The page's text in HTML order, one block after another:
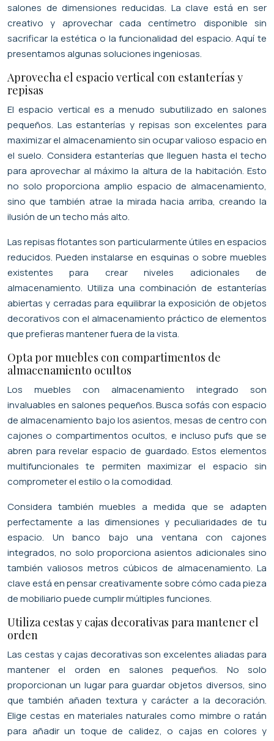
salones de dimensiones reducidas. La clave está en ser
creativo y aprovechar cada centímetro disponible sin
sacrificar la estética o la funcionalidad del espacio. Aquí te
presentamos algunas soluciones ingeniosas.
Aprovecha el espacio vertical con estanterías y
repisas
El espacio vertical es a menudo subutilizado en salones
pequeños. Las estanterías y repisas son excelentes para
maximizar el almacenamiento sin ocupar valioso espacio en
el suelo. Considera estanterías que lleguen hasta el techo
para aprovechar al máximo la altura de la habitación. Esto
no solo proporciona amplio espacio de almacenamiento,
sino que también atrae la mirada hacia arriba, creando la
ilusión de un techo más alto.
Las repisas flotantes son particularmente útiles en espacios
reducidos. Pueden instalarse en esquinas o sobre muebles
existentes para crear niveles adicionales de
almacenamiento. Utiliza una combinación de estanterías
abiertas y cerradas para equilibrar la exposición de objetos
decorativos con el almacenamiento práctico de elementos
que prefieras mantener fuera de la vista.
Opta por muebles con compartimentos de
almacenamiento ocultos
Los muebles con almacenamiento integrado son
invaluables en salones pequeños. Busca sofás con espacio
de almacenamiento bajo los asientos, mesas de centro con
cajones o compartimentos ocultos, e incluso pufs que se
abren para revelar espacio de guardado. Estos elementos
multifuncionales te permiten maximizar el espacio sin
comprometer el estilo o la comodidad.
Considera también muebles a medida que se adapten
perfectamente a las dimensiones y peculiaridades de tu
espacio. Un banco bajo una ventana con cajones
integrados, no solo proporciona asientos adicionales sino
también valiosos metros cúbicos de almacenamiento. La
clave está en pensar creativamente sobre cómo cada pieza
de mobiliario puede cumplir múltiples funciones.
Utiliza cestas y cajas decorativas para mantener el
orden
Las cestas y cajas decorativas son excelentes aliadas para
mantener el orden en salones pequeños. No solo
proporcionan un lugar para guardar objetos diversos, sino
que también añaden textura y carácter a la decoración.
Elige cestas en materiales naturales como mimbre o ratán
para añadir un toque de calidez, o cajas en colores y